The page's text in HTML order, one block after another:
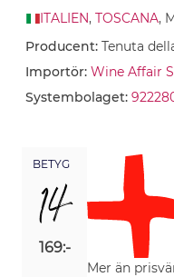
ITALIEN, TOSCANA,
Producent: Tenuta
Importör: Wine Affair
Systembolaget:
BETYG
14
169:-
Mer än